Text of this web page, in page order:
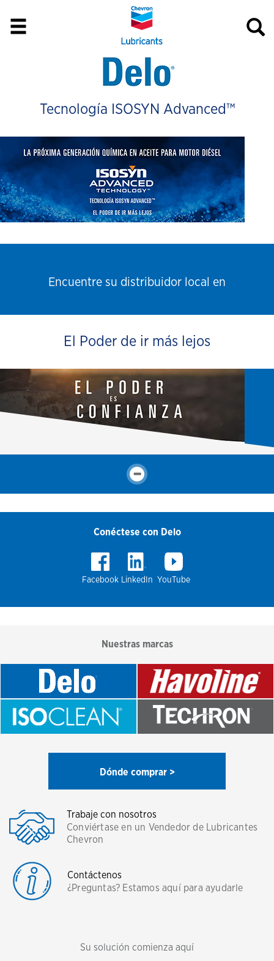
Tecnología ISOSYN Advanced™
Encuentre su distribuidor local en
El Poder de ir más lejos
Conéctese con Delo
Facebook LinkedIn YouTube
Nuestras marcas
Dónde comprar >
Trabaje con nosotros
Conviértase en un Vendedor de Lubricantes
Chevron
Contáctenos
¿Preguntas? Estamos aquí para ayudarle
Su solución comienza aquí